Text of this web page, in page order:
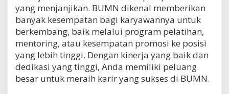
yang menjanjikan. BUMN dikenal memberikan
banyak kesempatan bagi karyawannya untuk
berkembang, baik melalui program pelatihan,
mentoring, atau kesempatan promosi ke posisi
yang lebih tinggi. Dengan kinerja yang baik dan
dedikasi yang tinggi, Anda memiliki peluang
besar untuk meraih karir yang sukses di BUMN.